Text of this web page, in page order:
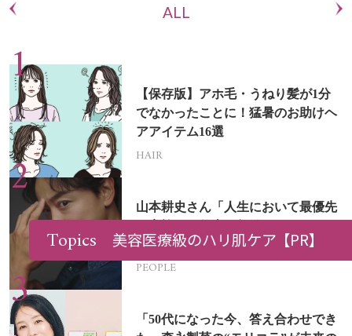
ALL
【保存版】アホ毛・うねり髪が1分
でなかったことに！猛暑のお助けヘ
アアイテム16選
HAIR
山本耕史さん「人生において最優先
を溜めない生き方
PEOPLE
「50代になった今、答え合わせでき
Topics 美容医療級のハリ肌ケア【PR】